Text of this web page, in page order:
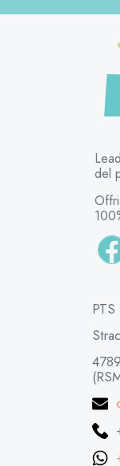
del
PTS